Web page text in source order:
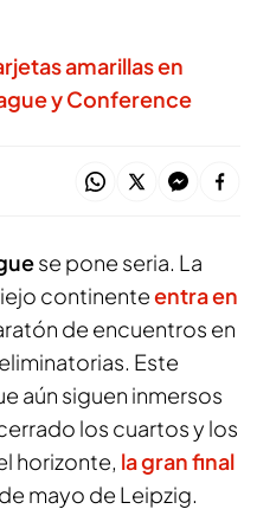
amarillas en
y Conference
se pone seria. La
continenteentra en
de encuentros en
Este
aún siguen inmersos
los cuartos y los
horizonte, la gran final
mayo de Leipzig.